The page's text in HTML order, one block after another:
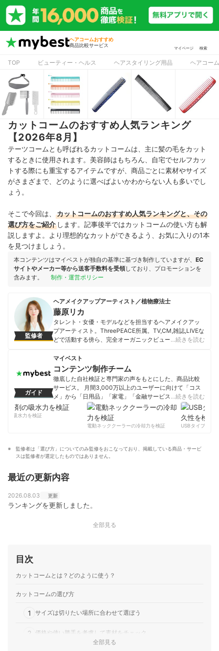
ヘアコームおすすめ
商品比較サービス
マイページ 検索
TOP ビューティー・ヘルス ヘアスタイリング用品 ヘアコーム
カットコームのおすすめ人気ランキング
【2026年8月】
テーツコームとも呼ばれるカットコームは、主に髪の毛をカット
するときに使用されます。美容師はもちろん、自宅でセルフカッ
トする際にも重宝するアイテムですが、商品ごとに素材やサイズ
がさまざまで、どのように選べばよいかわからない人も多いでし
ょう。
そこで今回は、 カットコームのおすすめ人気ランキングと、その
選び方をご紹介 します。記事後半ではカットコームの使い方も解
説しますよ。より理想的なカットができるよう、お気に入りの1本
を見つけましょう。
本コンテンツはマイベストが独自の基準に基づき制作していますが、 EC
サイトやメーカー等から送客手数料を受領しており、プロモーションを
含みます。
制作・運営ポリシー
監修者
ヘアメイクアップアーティスト／植物療法士
藤原リカ
タレント・女優・モデルなどを担当するヘアメイクアッ
プアーティスト。ThreePEACE所属。TV,CM,雑誌,LIVEな
どで活動する傍ら、完全オーガニックビューティーサロ
医学普及協会認定）、セラピストとしても活躍してい
る。また、パーソナルヘルスケアコーチング「L’aube 」
も主宰。体質改善を目指した健康と美容にフォーカスし
た栄養コーチングをしている。さらに、化粧品や美容記
事の監修にも従事。自身の生まれたときからの酷いアト
ピー性皮膚炎を克服したこともあり、美容と健康をホリ
スティックビューティーで提案している。
藤原リカのプロフィール
…続きを読む
ガイド
マイベスト
コンテンツ制作チーム
徹底した自社検証と専門家の声をもとにした、商品比較
サービス。 月間3,000万以上のユーザーに向けて「コス
メ」から「日用品」「家電」「金融サービス」まで、ベ
ストな商品を選んでもらうために、毎日コンテンツを制
コンテンツ制作チームのプロフィール
…続きを読む
の吸水力を検証
電動ネッククーラーの冷却力を検証
USBタイプCケー
監修者は「選び方」についてのみ監修をおこなっており、掲載している商品・サービ
スは監修者が選定したものではありません。
最近の更新内容
2026.08.03 更新
ランキングを更新しました。
全部見る
目次
カットコームとは？どのように使う？
カットコームの選び方
1 サイズは切りたい場所に合わせて選ぼう
2 価格や使い勝手を考慮して素材をチェック
全部見る